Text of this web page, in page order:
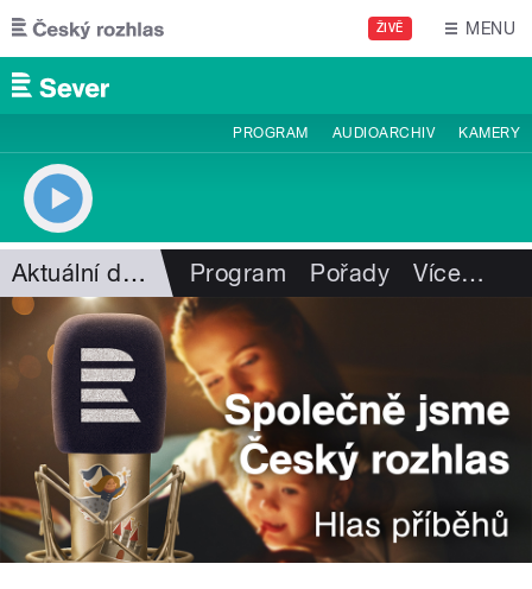
Přejít k hlavnímu obsahu
ŽIVĚ MENU
PROGRAM AUDIOARCHIV KAMERY
Aktuální dění Program Pořady Více…